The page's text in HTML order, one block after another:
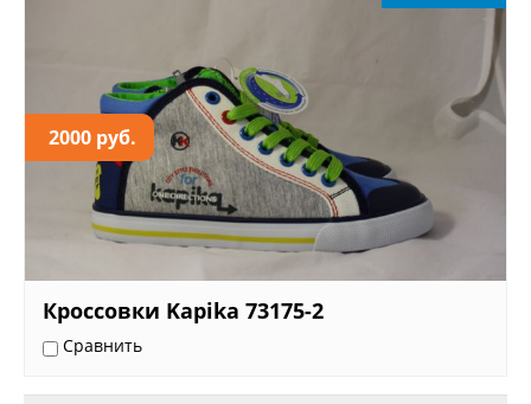
2000 руб.
Кроссовки Kapika 73175-2
Сравнить